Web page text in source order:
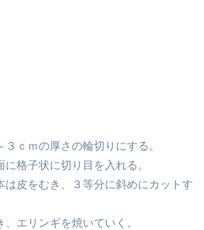
ｃｍの厚さの輪切りにする。
格子状に切り目を入れる。
皮をむき、３等分に斜めにカットす
エリンギを焼いていく。